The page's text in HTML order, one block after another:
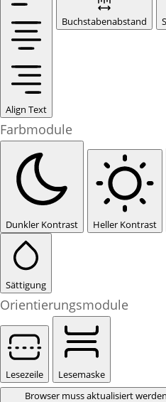
Align Text
Buchstabenabstand
Farbmodule
Dunkler Kontrast Heller Kontrast
Sättigung
Orientierungsmodule
Lesezeile
Lesemaske
Browser muss aktualisiert werden